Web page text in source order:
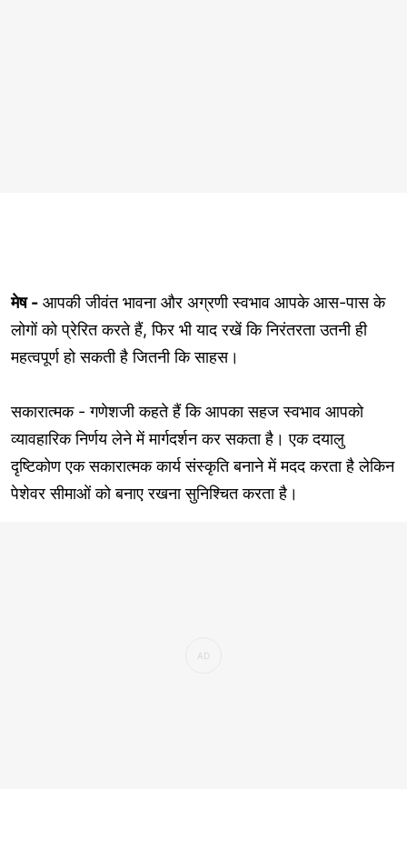
मेष - आपकी जीवंत भावना और अग्रणी स्वभाव आपके आस-पास के
लोगों को प्रेरित करते हैं, फिर भी याद रखें कि निरंतरता उतनी ही
महत्वपूर्ण हो सकती है जितनी कि साहस।
सकारात्मक - गणेशजी कहते हैं कि आपका सहज स्वभाव आपको
व्यावहारिक निर्णय लेने में मार्गदर्शन कर सकता है। एक दयालु
दृष्टिकोण एक सकारात्मक कार्य संस्कृति बनाने में मदद करता है लेकिन
पेशेवर सीमाओं को बनाए रखना सुनिश्चित करता है।